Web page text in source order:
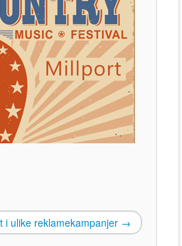
i ulike reklamekampanjer →